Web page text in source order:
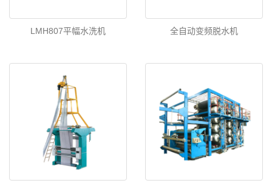
LMH807平幅水洗机 全自动变频脱水机